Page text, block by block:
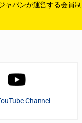
パンが運営する会員制
Channel